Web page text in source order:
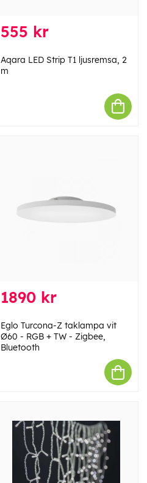
555 kr
Aqara LED Strip T1 ljusremsa, 2
m
1890 kr
Eglo Turcona-Z taklampa vit
Ø60 - RGB + TW - Zigbee,
Bluetooth